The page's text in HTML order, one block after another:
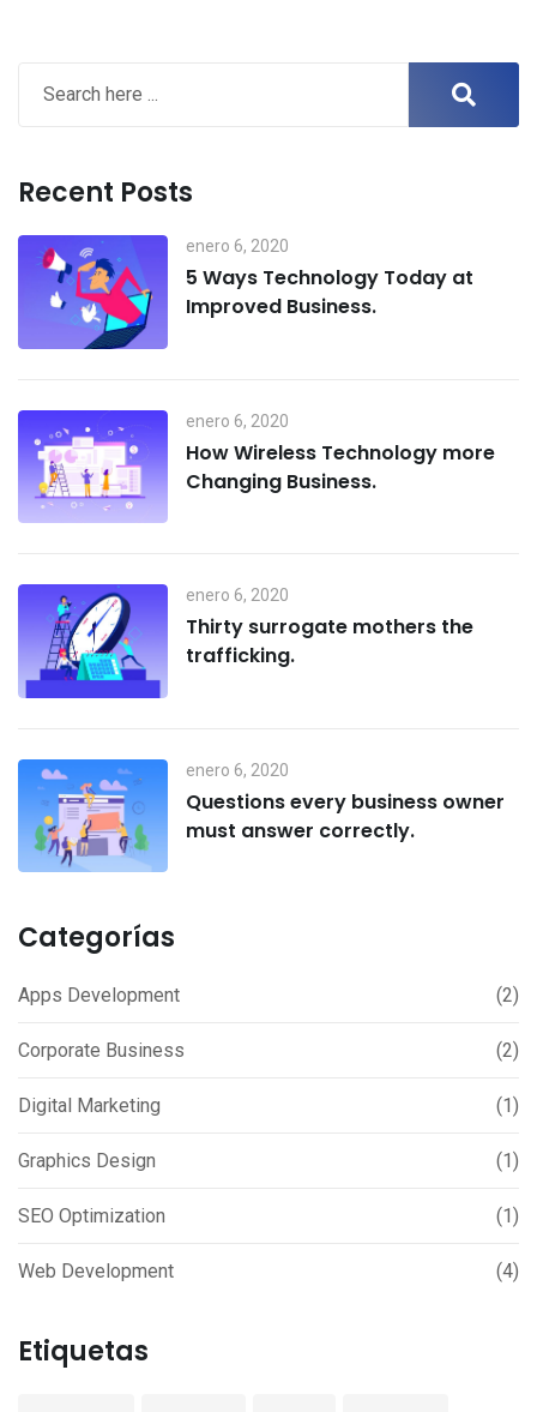
Recent Posts
enero 6, 2020
5 Ways Technology Today at
Improved Business.
enero 6, 2020
How Wireless Technology more
Changing Business.
enero 6, 2020
Thirty surrogate mothers the
trafficking.
enero 6, 2020
Questions every business owner
must answer correctly.
Categorías
Apps Development (2)
Corporate Business (2)
Digital Marketing (1)
Graphics Design (1)
SEO Optimization (1)
Web Development (4)
Etiquetas